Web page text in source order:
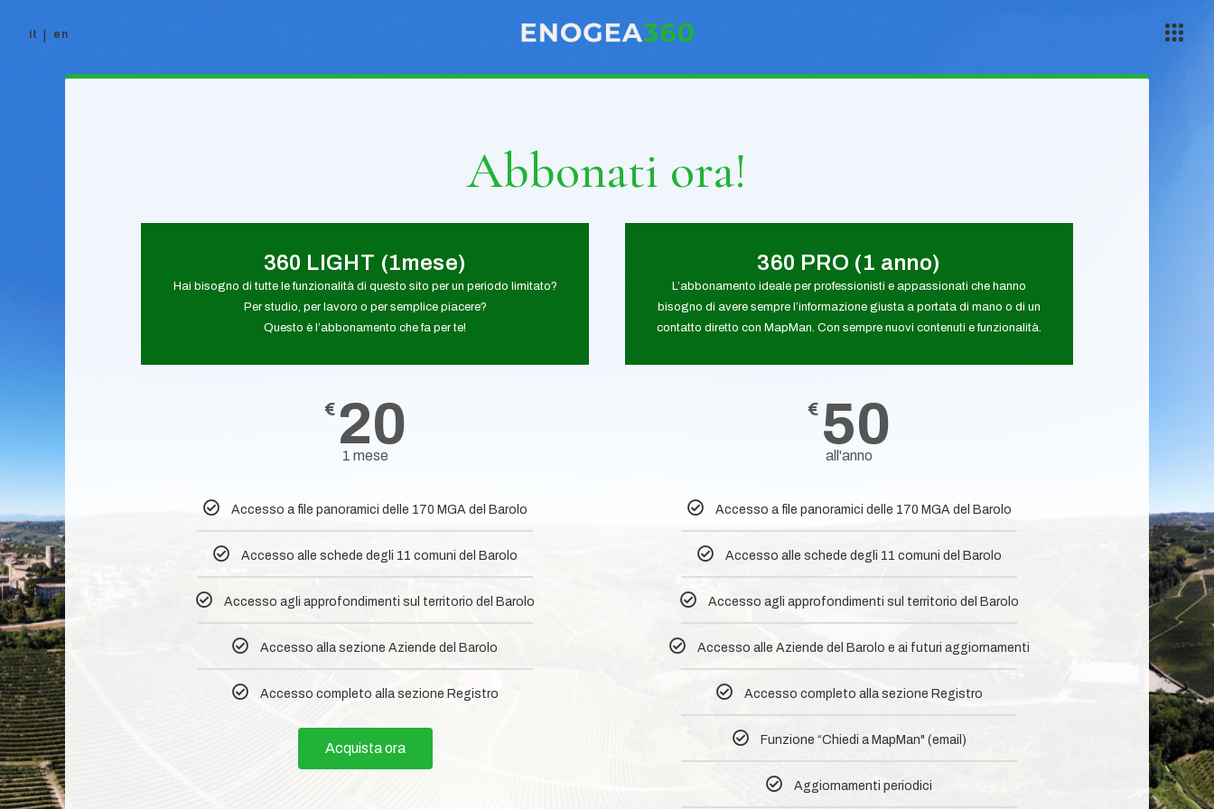
Vai al contenuto
it en
Abbonati ora!
360 LIGHT (1mese)
Hai bisogno di tutte le funzionalità di questo sito per un periodo limitato?
Per studio, per lavoro o per semplice piacere?
Questo è l’abbonamento che fa per te!
€ 20
1 mese
Accesso a file panoramici delle 170 MGA del Barolo
Accesso alle schede degli 11 comuni del Barolo​
Accesso agli approfondimenti sul territorio del Barolo
Accesso alla sezione Aziende del Barolo
Accesso completo alla sezione Registro
Acquista ora
360 PRO (1 anno)
L’abbonamento ideale per professionisti e appassionati che hanno
bisogno di avere sempre l’informazione giusta a portata di mano o di un
contatto diretto con MapMan. Con sempre nuovi contenuti e funzionalità.
€ 50
all'anno
Accesso a file panoramici delle 170 MGA del Barolo
Accesso alle schede degli 11 comuni del Barolo​
Accesso agli approfondimenti sul territorio del Barolo
Accesso alle Aziende del Barolo e ai futuri aggiornamenti
Accesso completo alla sezione Registro​
Funzione “Chiedi a MapMan" (email)
Aggiornamenti periodici